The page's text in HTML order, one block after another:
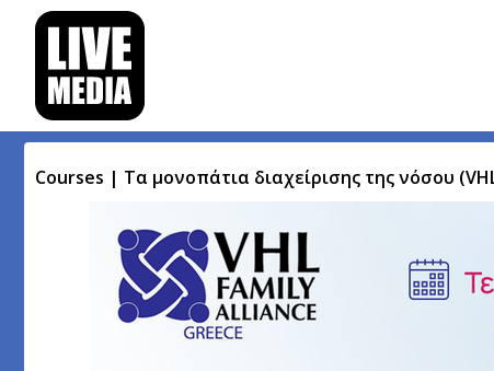
Courses | Τα μονοπάτια διαχείρισης της νόσου